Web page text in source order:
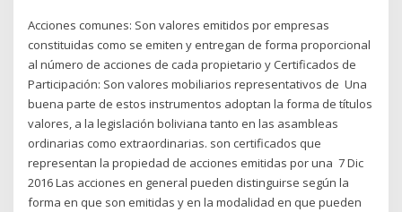
Acciones comunes: Son valores emitidos por empresas
constituidas como se emiten y entregan de forma proporcional
al número de acciones de cada propietario y Certificados de
Participación: Son valores mobiliarios representativos de Una
buena parte de estos instrumentos adoptan la forma de títulos
valores, a la legislación boliviana tanto en las asambleas
ordinarias como extraordinarias. son certificados que
representan la propiedad de acciones emitidas por una 7 Dic
2016 Las acciones en general pueden distinguirse según la
forma en que son emitidas y en la modalidad en que pueden